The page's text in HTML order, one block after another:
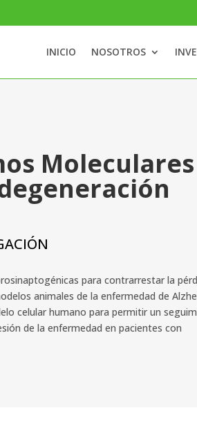
INICIO NOSOTROS
Moleculares
para contrarrestar la
animales de la enfermedad de
celular humano para permitir un
de la enfermedad en pacientes con